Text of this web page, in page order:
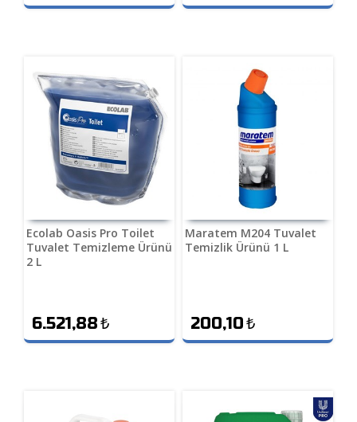
Ecolab Oasis Pro Toilet
Tuvalet Temizleme Ürünü
2 L
6.521,88₺
Maratem M204 Tuvalet
Temizlik Ürünü 1 L
200,10₺